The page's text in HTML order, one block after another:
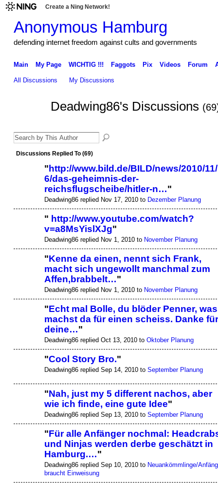
Create a Ning Network!
Anonymous Hamburg
defending internet freedom against cults and governments
Main My Page WICHTIG !!! Faggots Pix Videos Forum
All Discussions My Discussions
Deadwing86's Discussions
Discussions Replied To (69)
"http://www.bild.de/BILD/news/2010/
6/das-geheimnis-der-
reichsflugscheibe/hitler-n…"
Deadwing86 replied Nov 17, 2010 to Dezember Planung
" http://www.youtube.com/watch?
v=a8MsYislXJg"
Deadwing86 replied Nov 1, 2010 to November Planung
"Kenne da einen, nennt sich Frank,
macht sich ungewollt manchmal zum
Affen,brabbelt…"
Deadwing86 replied Nov 1, 2010 to November Planung
"Echt mal Bolle, du blöder Penner, was
machst da für einen scheiss. Danke für
deine…"
Deadwing86 replied Oct 13, 2010 to Oktober Planung
"Cool Story Bro."
Deadwing86 replied Sep 14, 2010 to September Planung
"Nah, just my 5 different nachos, aber
wie ich finde, eine gute Idee"
Deadwing86 replied Sep 13, 2010 to September Planung
"Für alle Anfänger nochmal:
und Ninjas werden derbe geschätzt in
Hamburg.…"
Deadwing86 replied Sep 10, 2010 to Neuankömmlinge/
braucht Einweisung